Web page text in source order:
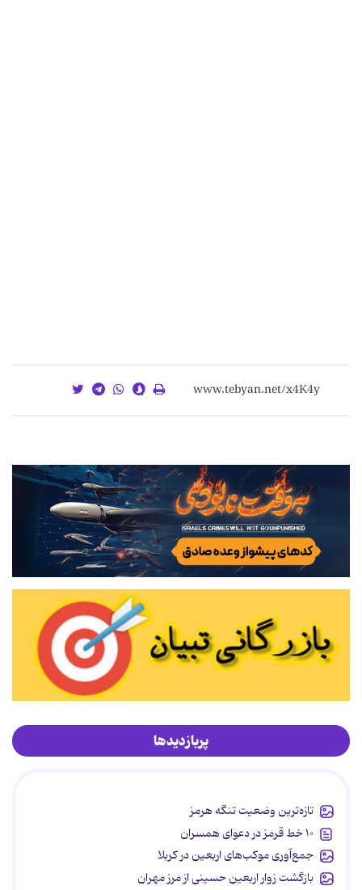
پربازدیدها
تازه‌ترین وضعیت تنگه هرمز
۱۰ خط قرمز در دعوای همسران
جمع‌آوری موکب‌های اربعین در کربلا
بازگشت زوار اربعین حسینی از مرز مهران